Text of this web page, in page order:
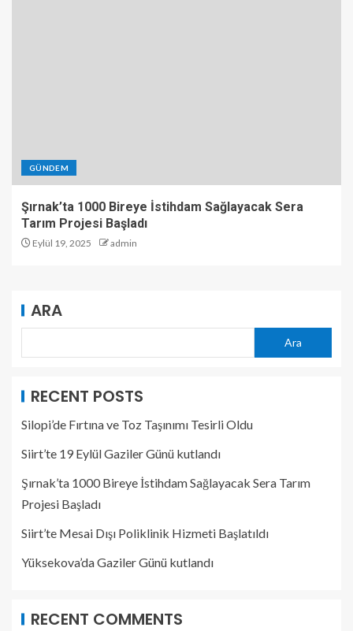
GÜNDEM
Şırnak’ta 1000 Bireye İstihdam Sağlayacak Sera
Tarım Projesi Başladı
Eylül 19, 2025 admin
ARA
Ara
RECENT POSTS
Silopi’de Fırtına ve Toz Taşınımı Tesirli Oldu
Siirt’te 19 Eylül Gaziler Günü kutlandı
Şırnak’ta 1000 Bireye İstihdam Sağlayacak Sera Tarım
Projesi Başladı
Siirt’te Mesai Dışı Poliklinik Hizmeti Başlatıldı
Yüksekova’da Gaziler Günü kutlandı
RECENT COMMENTS